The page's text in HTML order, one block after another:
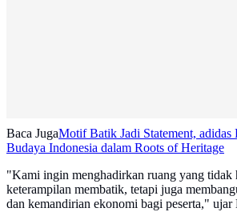
Baca JugaMotif Batik Jadi Statement, adidas
Budaya Indonesia dalam Roots of Heritage
"Kami ingin menghadirkan ruang yang tidak
keterampilan membatik, tetapi juga
dan kemandirian ekonomi bagi peserta," ujar